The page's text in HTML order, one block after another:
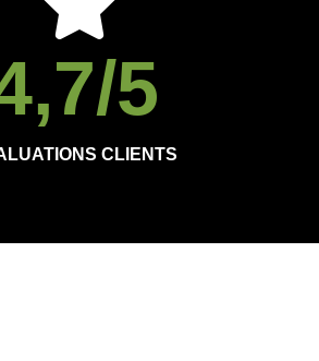
/5
CLIENTS